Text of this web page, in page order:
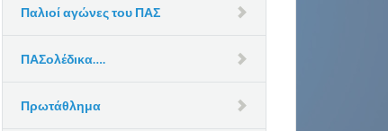
Παλιοί αγώνες του ΠΑΣ
ΠΑΣολέδικα….
Πρωτάθλημα